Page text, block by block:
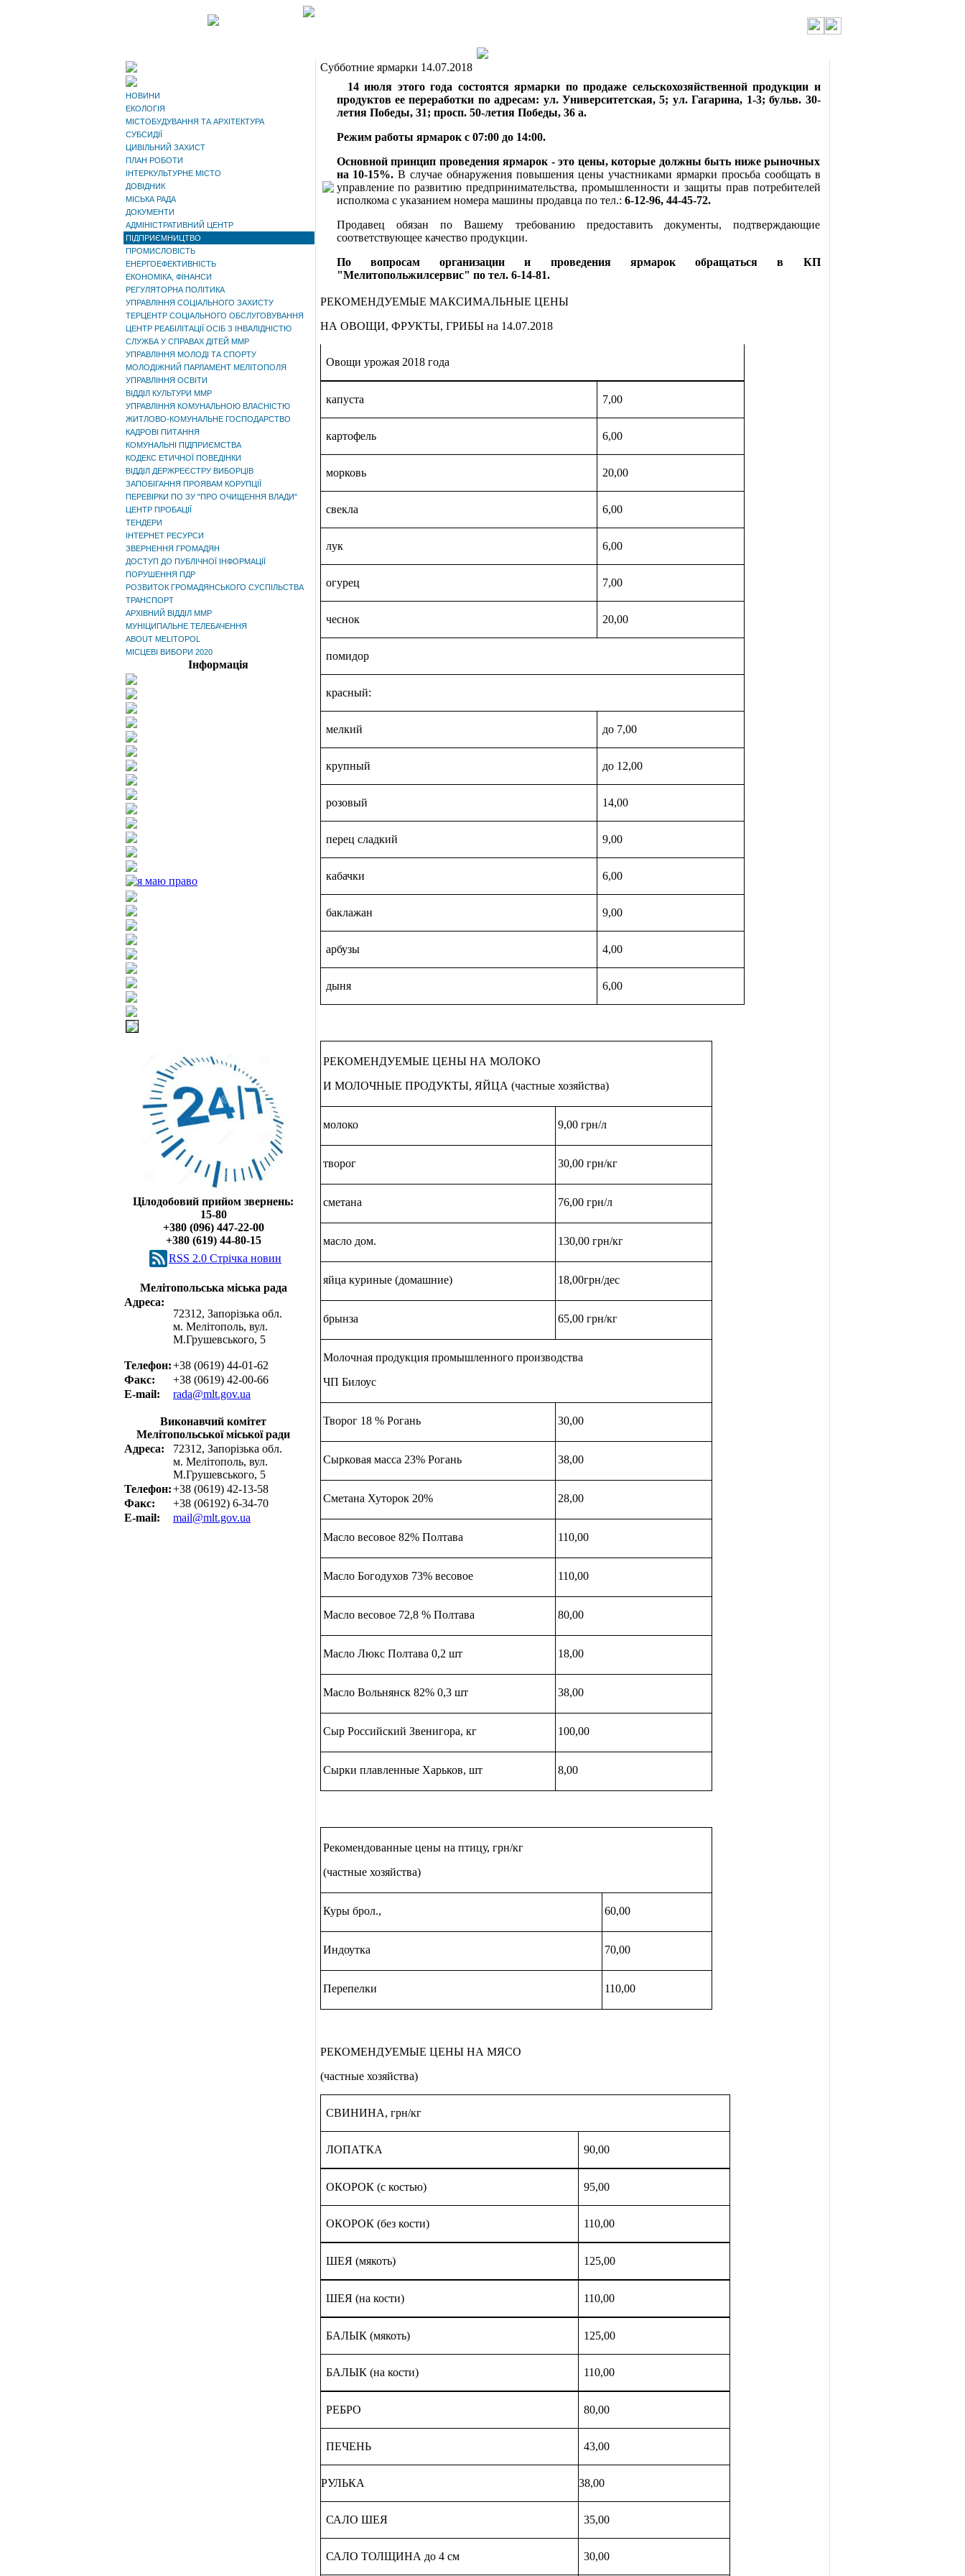
НОВИНИ
ЕКОЛОГІЯ
МІСТОБУДУВАННЯ ТА АРХІТЕКТУРА
СУБСИДІЇ
ЦИВІЛЬНИЙ ЗАХИСТ
ПЛАН РОБОТИ
ІНТЕРКУЛЬТУРНЕ МІСТО
ДОВІДНИК
МІСЬКА РАДА
ДОКУМЕНТИ
АДМІНІСТРАТИВНИЙ ЦЕНТР
ПІДПРИЄМНИЦТВО
ПРОМИСЛОВІСТЬ
ЕНЕРГОЕФЕКТИВНІСТЬ
ЕКОНОМІКА, ФІНАНСИ
РЕГУЛЯТОРНА ПОЛІТИКА
УПРАВЛІННЯ СОЦІАЛЬНОГО ЗАХИСТУ
ТЕРЦЕНТР СОЦІАЛЬНОГО ОБСЛУГОВУВАННЯ
ЦЕНТР РЕАБІЛІТАЦІЇ ОСІБ З ІНВАЛІДНІСТЮ
СЛУЖБА У СПРАВАХ ДІТЕЙ ММР
УПРАВЛІННЯ МОЛОДІ ТА СПОРТУ
МОЛОДІЖНИЙ ПАРЛАМЕНТ МЕЛІТОПОЛЯ
УПРАВЛІННЯ ОСВІТИ
ВІДДІЛ КУЛЬТУРИ ММР
УПРАВЛІННЯ КОМУНАЛЬНОЮ ВЛАСНІСТЮ
ЖИТЛОВО-КОМУНАЛЬНЕ ГОСПОДАРСТВО
КАДРОВІ ПИТАННЯ
КОМУНАЛЬНІ ПІДПРИЄМСТВА
КОДЕКС ЕТИЧНОЇ ПОВЕДІНКИ
ВІДДІЛ ДЕРЖРЕЄСТРУ ВИБОРЦІВ
ЗАПОБІГАННЯ ПРОЯВАМ КОРУПЦІЇ
ПЕРЕВІРКИ ПО ЗУ "ПРО ОЧИЩЕННЯ ВЛАДИ"
ЦЕНТР ПРОБАЦІЇ
ТЕНДЕРИ
ІНТЕРНЕТ РЕСУРСИ
ЗВЕРНЕННЯ ГРОМАДЯН
ДОСТУП ДО ПУБЛІЧНОЇ ІНФОРМАЦІЇ
ПОРУШЕННЯ ПДР
РОЗВИТОК ГРОМАДЯНСЬКОГО СУСПІЛЬСТВА
ТРАНСПОРТ
АРХІВНИЙ ВІДДІЛ ММР
МУНІЦИПАЛЬНЕ ТЕЛЕБАЧЕННЯ
ABOUT MELITOPOL
МІСЦЕВІ ВИБОРИ 2020
Інформація
Цілодобовий прийом звернень:
15-80
+380 (096) 447-22-00
+380 (619) 44-80-15
RSS 2.0 Cтрічка новин
Мелітопольська міська рада
Адреса:
72312, Запорізька обл.
м. Мелітополь, вул.
М.Грушевського, 5
Телефон:+38 (0619) 44-01-62
Факс:
+38 (0619) 42-00-66
E-mail:
rada@mlt.gov.ua
Виконавчий комітет
Мелітопольської міської ради
Адреса:
72312, Запорізька обл.
м. Мелітополь, вул.
М.Грушевського, 5
Телефон:+38 (0619) 42-13-58
Факс:
+38 (06192) 6-34-70
E-mail:
mail@mlt.gov.ua
Субботние ярмарки 14.07.2018
14 июля этого года состоятся ярмарки по продаже сельскохозяйственной продукции и
продуктов ее переработки по адресам: ул. Университетская, 5; ул. Гагарина, 1-3; бульв. 30-
летия Победы, 31; просп. 50-летия Победы, 36 а.
Режим работы ярмарок с 07:00 до 14:00.
Основной принцип проведения ярмарок - это цены, которые должны быть ниже рыночных
на 10-15%. В случае обнаружения повышения цены участниками ярмарки просьба сообщать в
управление по развитию предпринимательства, промышленности и защиты прав потребителей
исполкома с указанием номера машины продавца по тел.: 6-12-96, 44-45-72.
Продавец обязан по Вашему требованию предоставить документы, подтверждающие
соответствующее качество продукции.
По вопросам организации и проведения ярмарок обращаться в КП
"Мелитопольжилсервис" по тел. 6-14-81.
РЕКОМЕНДУЕМЫЕ МАКСИМАЛЬНЫЕ ЦЕНЫ
НА ОВОЩИ, ФРУКТЫ, ГРИБЫ на 14.07.2018
Овощи урожая 2018 года
капуста 7,00
картофель 6,00
морковь 20,00
свекла 6,00
лук 6,00
огурец 7,00
чеснок 20,00
помидор
красный:
мелкий до 7,00
крупный до 12,00
розовый 14,00
перец сладкий 9,00
кабачки 6,00
баклажан 9,00
арбузы 4,00
дыня 6,00
РЕКОМЕНДУЕМЫЕ ЦЕНЫ НА МОЛОКО
И МОЛОЧНЫЕ ПРОДУКТЫ, ЯЙЦА (частные хозяйства)
молоко 9,00 грн/л
творог 30,00 грн/кг
сметана 76,00 грн/л
масло дом. 130,00 грн/кг
яйца куриные (домашние) 18,00грн/дес
брынза 65,00 грн/кг
Молочная продукция промышленного производства
ЧП Билоус
Творог 18 % Рогань 30,00
Сырковая масса 23% Рогань 38,00
Сметана Хуторок 20% 28,00
Масло весовое 82% Полтава 110,00
Масло Богодухов 73% весовое 110,00
Масло весовое 72,8 % Полтава 80,00
Масло Люкс Полтава 0,2 шт 18,00
Масло Вольнянск 82% 0,3 шт 38,00
Сыр Российский Звенигора, кг 100,00
Сырки плавленные Харьков, шт 8,00
Рекомендованные цены на птицу, грн/кг
(частные хозяйства)
Куры брол., 60,00
Индоутка 70,00
Перепелки 110,00
РЕКОМЕНДУЕМЫЕ ЦЕНЫ НА МЯСО
(частные хозяйства)
СВИНИНА, грн/кг
ЛОПАТКА 90,00
ОКОРОК (с костью) 95,00
ОКОРОК (без кости) 110,00
ШЕЯ (мякоть) 125,00
ШЕЯ (на кости) 110,00
БАЛЫК (мякоть) 125,00
БАЛЫК (на кости) 110,00
РЕБРО 80,00
ПЕЧЕНЬ 43,00
РУЛЬКА 38,00
САЛО ШЕЯ 35,00
САЛО ТОЛЩИНА до 4 см 30,00